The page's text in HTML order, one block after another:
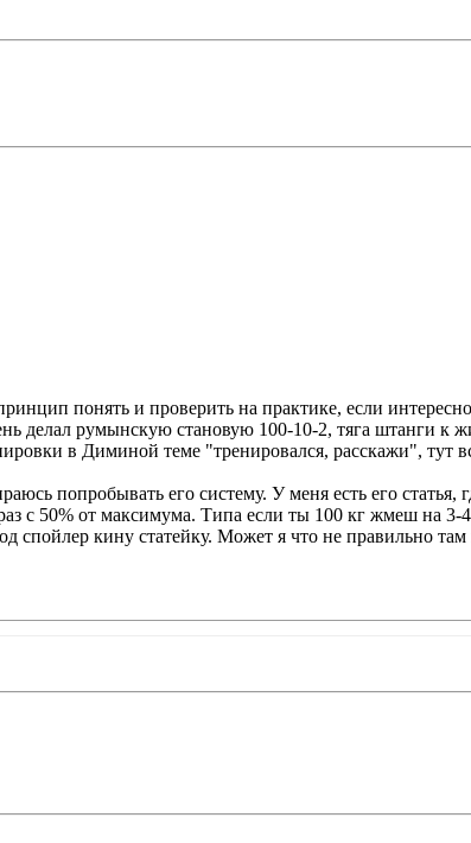
понять и проверить на практике, если
делал румынскую становую 100-10-2, тяга штанги к
в Диминой теме "тренировался, расскажи", тут
попробывать его систему. У меня есть его статья,
с 50% от максимума. Типа если ты 100 кг жмеш на 3-
спойлер кину статейку. Может я что не правильно там